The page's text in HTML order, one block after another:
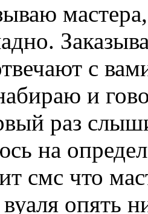
с
и
раз
на
смс что
опять